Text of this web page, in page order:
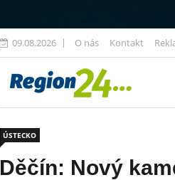
09.08.2026 O nás Kontakt
ÚSTECKO
Děčín: Nový